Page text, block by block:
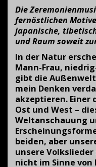
Die
fernöstlichen
japanische,
und Raum soweit
In der Natur
Mann-Frau,
gibt die
mein Denken
akzeptieren. Einer
Ost und West –
Weltanschauung
beiden, aber
unsere
nicht im Sinne